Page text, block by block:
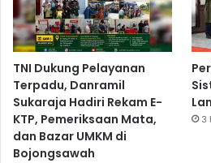
TNI Dukung Pelayanan
Terpadu, Danramil
Sukaraja Hadiri Rekam E-
KTP, Pemeriksaan Mata,
dan Bazar UMKM di
Bojongsawah
3